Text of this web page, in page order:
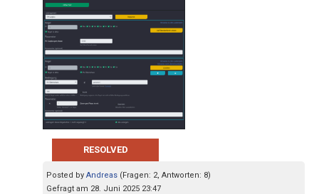
RESOLVED
Posted by Andreas (Fragen: 2, Antworten: 8)
Gefragt am 28. Juni 2025 23:47